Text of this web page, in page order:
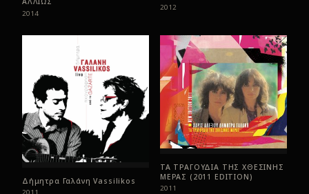
2014
2012
Δήμητρα Γαλάνη Vassilikos
ΤΑ ΤΡΑΓΟΥΔΙΑ ΤΗΣ ΧΘΕΣΙΝΗΣ
ΜΕΡΑΣ (2011 EDITION)
2011